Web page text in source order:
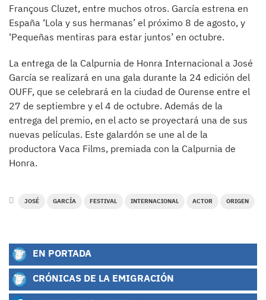
Françous Cluzet, entre muchos otros. García estrena en
España ‘Lola y sus hermanas’ el próximo 8 de agosto, y
‘Pequeñas mentiras para estar juntos’ en octubre.
La entrega de la Calpurnia de Honra Internacional a José
García se realizará en una gala durante la 24 edición del
OUFF, que se celebrará en la ciudad de Ourense entre el
27 de septiembre y el 4 de octubre. Además de la
entrega del premio, en el acto se proyectará una de sus
nuevas películas. Este galardón se une al de la
productora Vaca Films, premiada con la Calpurnia de
Honra.
JOSÉ GARCÍA FESTIVAL INTERNACIONAL ACTOR ORIGEN
EN PORTADA
CRÓNICAS DE LA EMIGRACIÓN